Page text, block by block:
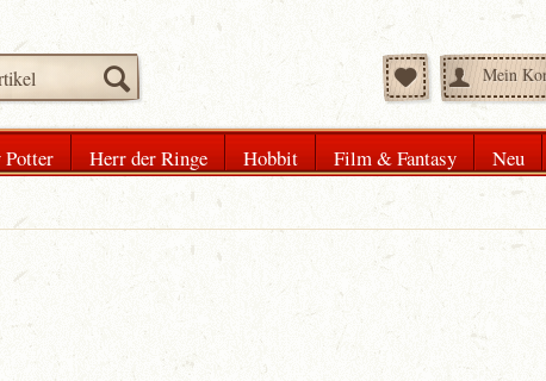
Mein
Herr der Ringe Hobbit Film & Fantasy Neu